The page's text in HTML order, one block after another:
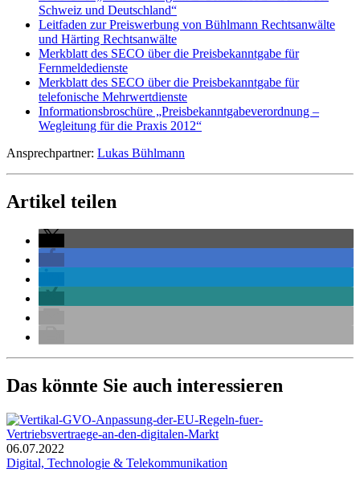
Schweiz und Deutschland“
Leitfaden zur Preiswerbung von Bühlmann Rechtsanwälte
und Härting Rechtsanwälte
Merkblatt des SECO über die Preisbekanntgabe für
Fernmeldedienste
Merkblatt des SECO über die Preisbekanntgabe für
telefonische Mehrwertdienste
Informationsbroschüre „Preisbekanntgabeverordnung –
Wegleitung für die Praxis 2012“
Ansprechpartner: Lukas Bühlmann
Artikel teilen
Das könnte Sie auch interessieren
06.07.2022
Digital, Technologie & Telekommunikation